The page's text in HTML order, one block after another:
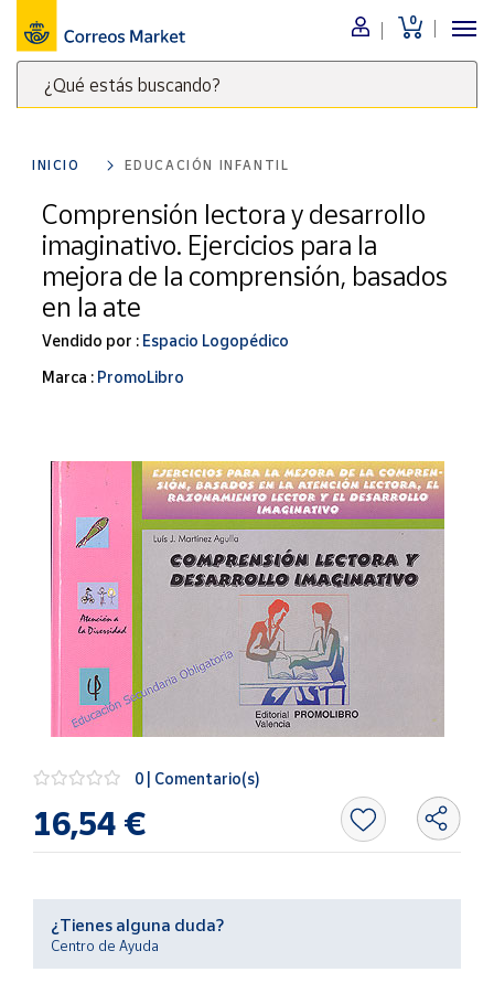
0
¿Qué estás buscando?
clave
para
buscar
productos
Correos
Market
Menú
Nuestro
catálogo
Alimentación
Bebidas
Ocio y cultura
Juguetes y
juegos
Libros y
Correos
Artesanía
Oficina y
Papelería
Para Canarias,
Ceuta y Melilla
populares
Bono
Cultural
Nuestros
novedades
de Correos
Market
INICIO EDUCACIÓN INFANTIL
Comprensión lectora y desarrollo
imaginativo. Ejercicios para la
mejora de la comprensión, basados
en la ate
Vendido por : Espacio Logopédico
Marca : PromoLibro
0 | Comentario(s)
16,54 €
¿Tienes alguna duda?
Centro de Ayuda